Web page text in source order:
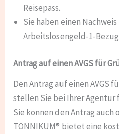
Reisepass.
Sie haben einen
Arbeitslosengeld-1-
Antrag auf einen AVGS für
Den Antrag auf einen AVGS
stellen Sie bei Ihrer
Sie können den Antrag auch
TONNIKUM® bietet eine